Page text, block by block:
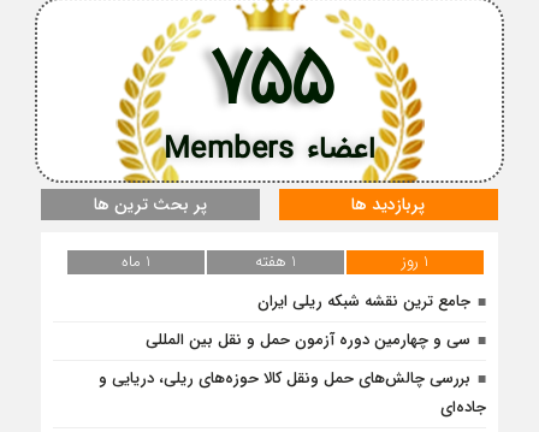
اعضاء Members
755
پربازدید ها پر بحث ترین ها
1 روز 1 هفته
1 ماه
جامع ترین نقشه شبکه ریلی ایران
سی و چهارمین دوره آزمون حمل و نقل بین المللی
بررسی چالش‌های حمل ونقل کالا حوزه‌های ریلی، دریایی و
جاده‌ای